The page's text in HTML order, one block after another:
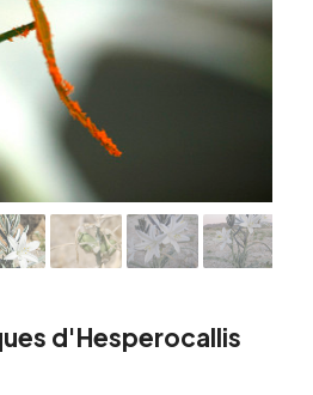
d'Hesperocallis